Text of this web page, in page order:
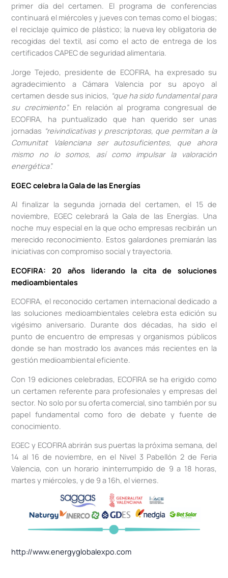
primer día del certamen. El programa de conferencias
continuará el miércoles y jueves con temas como el biogas;
el reciclaje químico de plástico; la nueva ley obligatoria de
recogidas del textil, así como el acto de entrega de los
certificados CAPEC de seguridad alimentaria.
Jorge Tejedo, presidente de ECOFIRA, ha expresado su
agradecimiento a Cámara Valencia por su apoyo al
certamen desde sus inicios, “que ha sido fundamental para
su crecimiento”.En relación al programa congresual de
ECOFIRA, ha puntualizado que han querido ser unas
jornadas “reivindicativas y prescriptoras, que permitan a la
Comunitat Valenciana ser autosuficientes, que ahora
mismo no lo somos, así como impulsar la valoración
energética”.
EGEC celebra la Gala de las Energías
Al finalizar la segunda jornada del certamen, el 15 de
noviembre, EGEC celebrará la Gala de las Energías. Una
noche muy especial en la que ocho empresas recibirán un
merecido reconocimiento. Estos galardones premiarán las
iniciativas con compromiso social y trayectoria.
ECOFIRA: 20 años liderando la cita de soluciones
medioambientales
ECOFIRA, el reconocido certamen internacional dedicado a
las soluciones medioambientales celebra esta edición su
vigésimo aniversario. Durante dos décadas, ha sido el
punto de encuentro de empresas y organismos públicos
donde se han mostrado los avances más recientes en la
gestión medioambiental eficiente.
Con 19 ediciones celebradas, ECOFIRA se ha erigido como
un certamen referente para profesionales y empresas del
sector. No solo por su oferta comercial, sino también por su
papel fundamental como foro de debate y fuente de
conocimiento.
EGEC y ECOFIRA abrirán sus puertas la próxima semana, del
14 al 16 de noviembre, en el Nivel 3 Pabellón 2 de Feria
Valencia, con un horario ininterrumpido de 9 a 18 horas,
martes y miércoles, y de 9 a 16h, el viernes.
http://www.energyglobalexpo.com